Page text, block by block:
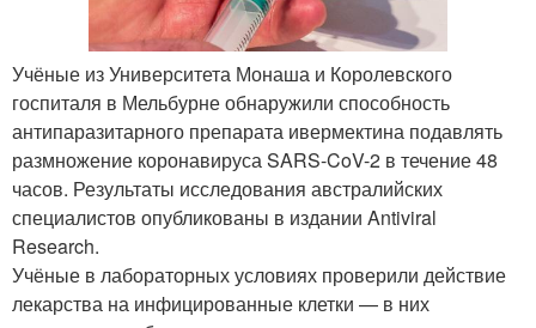
Учёные из Университета Монаша и Королевского
госпиталя в Мельбурне обнаружили способность
антипаразитарного препарата ивермектина подавлять
размножение коронавируса SARS-CoV-2 в течение 48
часов. Результаты исследования австралийских
специалистов опубликованы в издании Antiviral
Research.
Учёные в лабораторных условиях проверили действие
лекарства на инфицированные клетки — в них